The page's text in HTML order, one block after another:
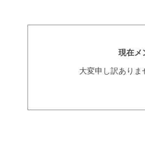
現在メ
大変申し訳あり